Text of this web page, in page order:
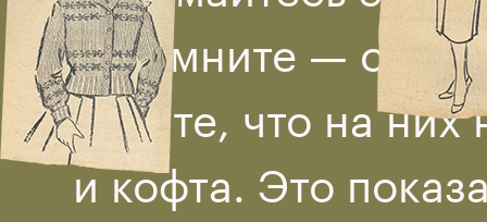
запомните —
видите, что на
и кофта. Это